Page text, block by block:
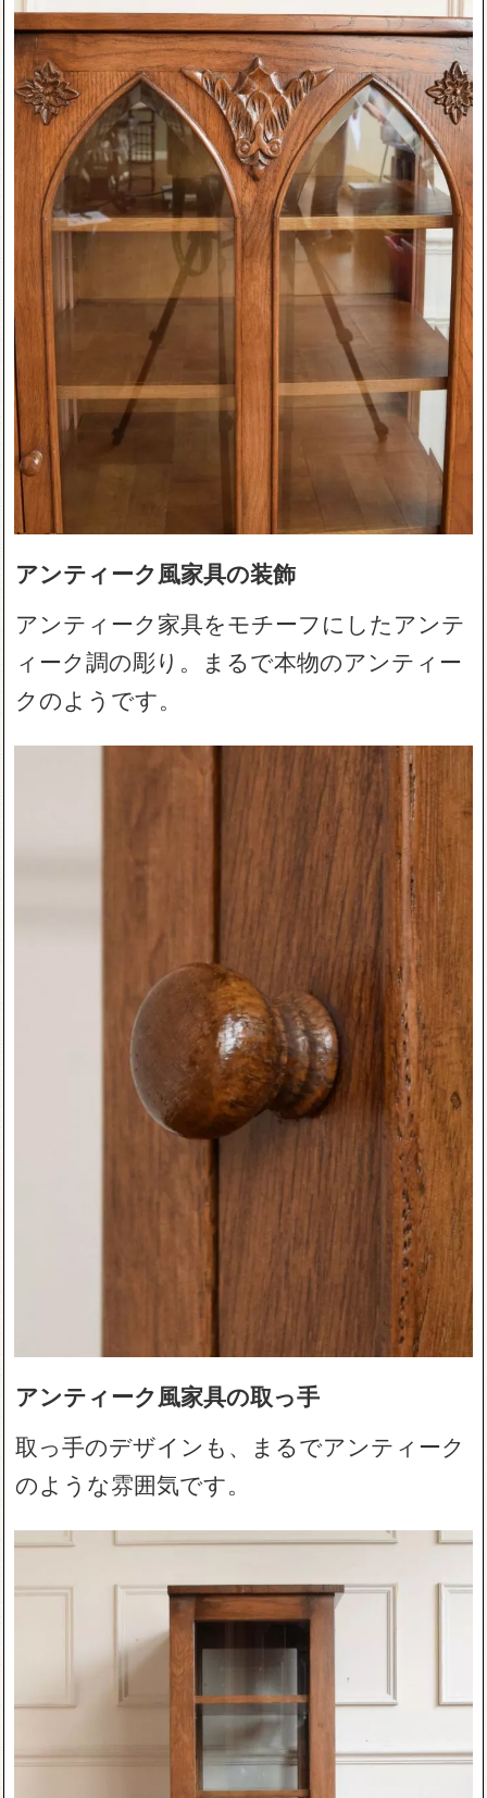
アンティーク風家具の装飾
アンティーク家具をモチーフにしたアンテ
ィーク調の彫り。まるで本物のアンティー
クのようです。
アンティーク風家具の取っ手
取っ手のデザインも、まるでアンティーク
のような雰囲気です。